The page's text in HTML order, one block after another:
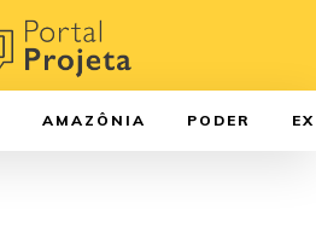
AMAZÔNIA PODER